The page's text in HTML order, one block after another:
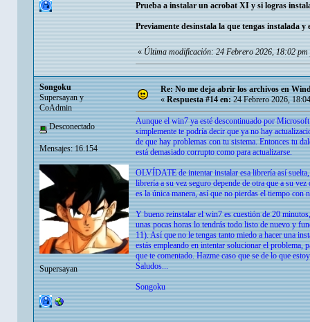
Prueba a instalar un acrobat XI y si logras
Previamente desinstala la que tengas instalada y
« Última modificación: 24 Febrero 2026, 18:02
Songoku
Supersayan y
CoAdmin
Desconectado
Mensajes: 16.154
Supersayan
Re: No me deja abrir los archivos en
«Respuesta #14 en:24 Febrero 2026,
Aunque el win7 ya esté descontinuado por
simplemente te podría decir que ya no hay
de que hay problemas con tu sistema. Entonces tu
está demasiado corrupto como para actualizarse.
OLVÍDATE de intentar instalar esa librería así
librería a su vez seguro depende de otra que a su
es la única manera, así que no pierdas el tiempo con
Y bueno reinstalar el win7 es cuestión de 20
unas pocas horas lo tendrás todo listo de nuevo y
11). Así que no le tengas tanto miedo a hacer una
estás empleando en intentar solucionar el
que te comentado. Hazme caso que se de lo que
Saludos...
Songoku